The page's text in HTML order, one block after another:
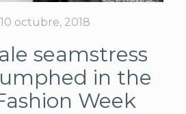
10 octubre, 2018
seamstress
in the
Week